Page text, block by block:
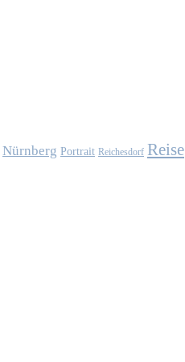
Nürnberg Portrait Reichesdorf Reise